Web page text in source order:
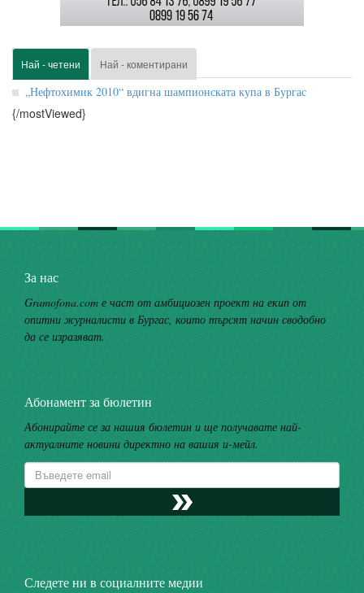
Най - четени Най - коментирани
„Нефтохимик 2010“ вдигна шампионската купа в Бургас
{/mostViewed}
За нас
Gramofona.com е част от амбициозен проект на екип от
опитни журналисти в Бургас, които търсят начин сводобно
да се изразяват.
Абонамент за бюлетин
Абонирайте се за нашия бюлетин и ще получавате най-
актуалните новини директно на вашия и-мейл.
Следете ни в социалните медии